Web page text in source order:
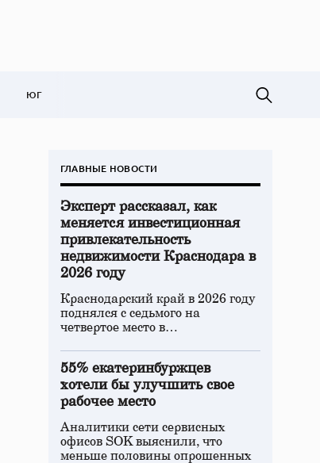
ЮГ
ГЛАВНЫЕ НОВОСТИ
Эксперт рассказал, как
меняется инвестиционная
привлекательность
недвижимости Краснодара в
2026 году
Краснодарский край в 2026 году
поднялся с седьмого на
четвертое место в…
55% екатеринбуржцев
хотели бы улучшить свое
рабочее место
Аналитики сети сервисных
офисов SOK выяснили, что
меньше половины опрошенных